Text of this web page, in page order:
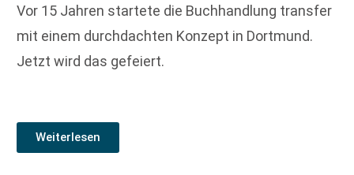
Vor 15 Jahren startete die Buchhandlung transfer
mit einem durchdachten Konzept in Dortmund.
Jetzt wird das gefeiert.
Weiterlesen